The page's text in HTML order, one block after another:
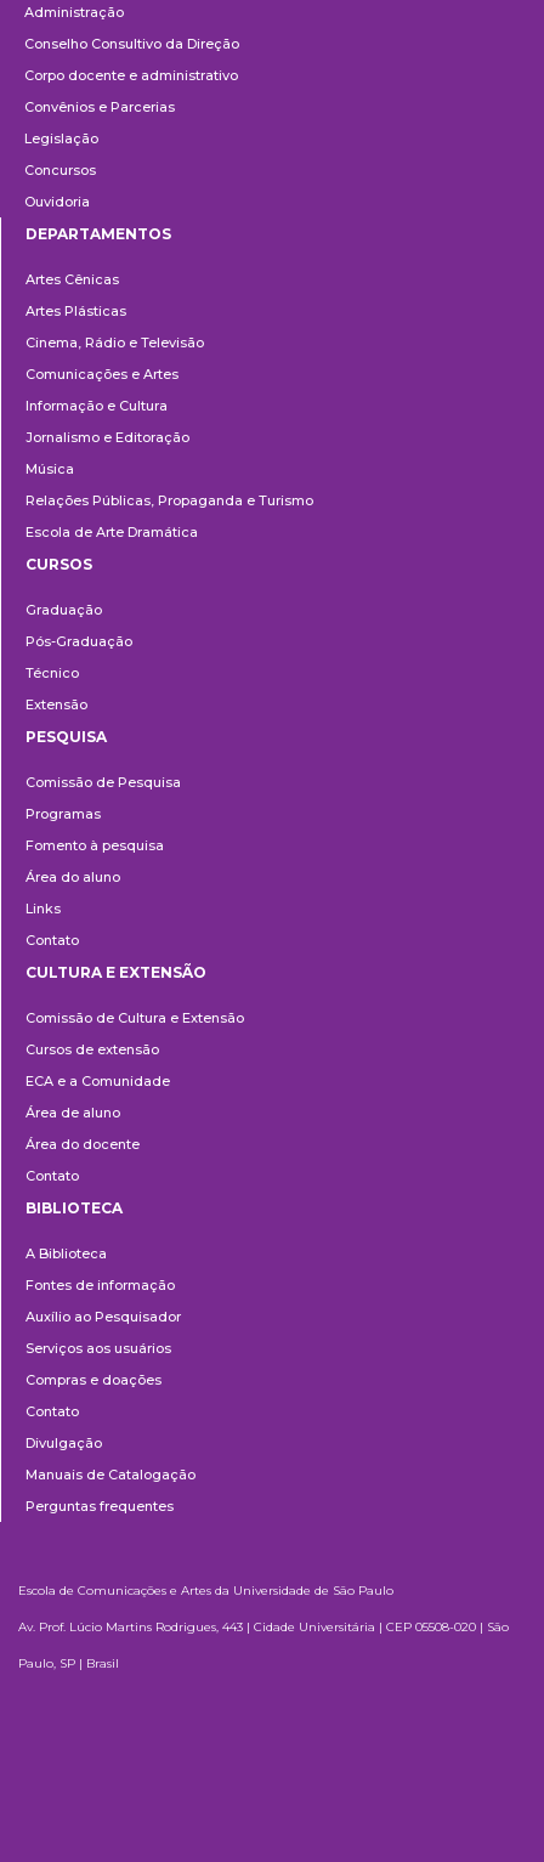
Administração
Conselho Consultivo da Direção
Corpo docente e administrativo
Convênios e Parcerias
Legislação
Concursos
Ouvidoria
DEPARTAMENTOS
Artes Cênicas
Artes Plásticas
Cinema, Rádio e Televisão
Comunicações e Artes
Informação e Cultura
Jornalismo e Editoração
Música
Relações Públicas, Propaganda e Turismo
Escola de Arte Dramática
CURSOS
Graduação
Pós-Graduação
Técnico
Extensão
PESQUISA
Comissão de Pesquisa
Programas
Fomento à pesquisa
Área do aluno
Links
Contato
e
Extensão
CULTURA E EXTENSÃO
Comissão de Cultura e Extensão
Cursos de extensão
ECA e a Comunidade
Área de aluno
Área do docente
Contato
BIBLIOTECA
A Biblioteca
Fontes de informação
Auxílio ao Pesquisador
Serviços aos usuários
Compras e doações
Contato
Divulgação
Manuais de Catalogação
Perguntas frequentes
Escola de Comunicações e Artes da Universidade de São Paulo
Av. Prof. Lúcio Martins Rodrigues, 443 | Cidade Universitária | CEP 05508-020 | São
Paulo, SP | Brasil